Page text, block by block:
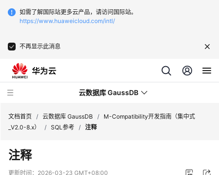
如需了解国际站更多云产品，请访问国际站。
https://www.huaweicloud.com/intl/
不再显示此消息
云数据库 GaussDB
最
新
动
文档首页 / 云数据库 GaussDB /
M-Compatibility开发指南（集中式
_V2.0-8.x）
/ SQL参考 / 注释
注释
更新时间： 2026-03-23 GMT+08:00